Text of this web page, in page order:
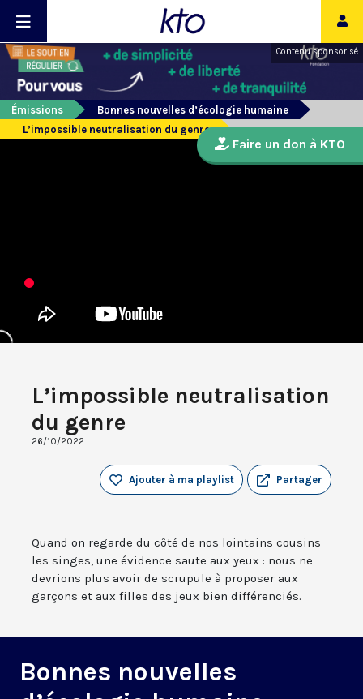
Contenu sponsorisé
Émissions
Bonnes nouvelles d’écologie humaine
L’impossible neutralisation du genre
L’impossible neutralisation
du genre
26/10/2022
Partager
Ajouter à ma playlist
Quand on regarde du côté de nos lointains cousins
les singes, une évidence saute aux yeux : nous ne
devrions plus avoir de scrupule à proposer aux
garçons et aux filles des jeux bien différenciés.
Bonnes nouvelles
Faire un don à KTO